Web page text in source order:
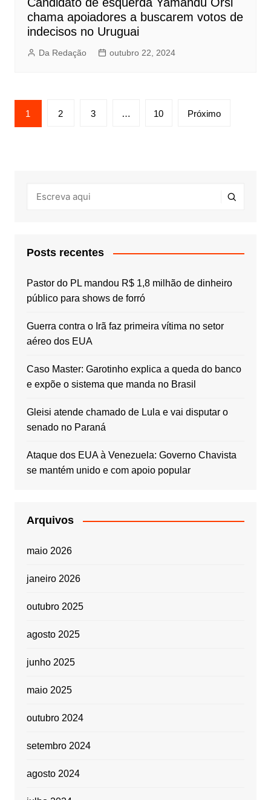
chama apoiadores a buscarem votos de
indecisos no Uruguai
Da Redação outubro 22, 2024
Paginação
de
1 2 3 … 10 Próximo
Posts recentes
Pastor do PL mandou R$ 1,8 milhão de dinheiro
público para shows de forró
Guerra contra o Irã faz primeira vítima no setor
aéreo dos EUA
Caso Master: Garotinho explica a queda do banco
e expõe o sistema que manda no Brasil
Gleisi atende chamado de Lula e vai disputar o
senado no Paraná
Ataque dos EUA à Venezuela: Governo Chavista
se mantém unido e com apoio popular
Arquivos
maio 2026
janeiro 2026
outubro 2025
agosto 2025
junho 2025
maio 2025
outubro 2024
setembro 2024
agosto 2024